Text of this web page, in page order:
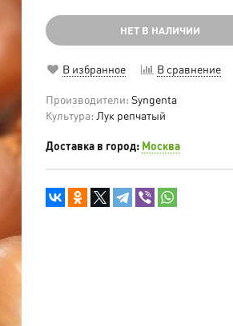
НЕТ В НАЛИЧИИ
В избранное В сравнение
Производители: Syngenta
Культура: Лук репчатый
Доставка в город: Москва